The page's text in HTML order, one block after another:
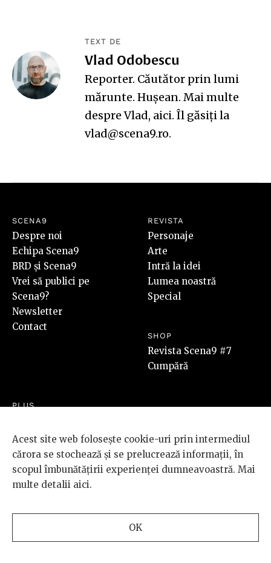
TEXT DE
Vlad Odobescu
Reporter. Căutător prin lumi
mărunte. Hușean. Mai multe
despre Vlad, aici. Îl găsiți la
vlad@scena9.ro.
SCENA9
Despre noi
Echipa Scena9
BRD și Scena9
Vrei să publici pe
Scena9?
Newsletter
Contact
REVISTA
Personaje
Arte
Intră la idei
Lumea noastră
Special
SHOP
Revista Scena9 #7
Cumpără
PLUS
Audio
Foto
SOCIAL
Acest site web folosește cookie-uri prin intermediul
cărora se stochează și se prelucrează informații, în
scopul îmbunătățirii experienței dumneavoastră. Mai
multe detalii aici.
OK